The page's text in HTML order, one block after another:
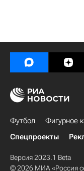
Футбол Фигурное
Спецпроекты
Версия 2023.1 Beta
© 2026 МИА «Россия